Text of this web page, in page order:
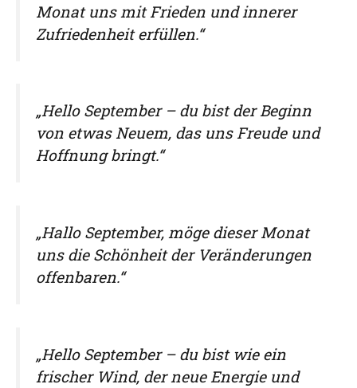
Monat uns mit Frieden und innerer
Zufriedenheit erfüllen.“
„Hello September – du bist der Beginn
von etwas Neuem, das uns Freude und
Hoffnung bringt.“
„Hallo September, möge dieser Monat
uns die Schönheit der Veränderungen
offenbaren.“
„Hello September – du bist wie ein
frischer Wind, der neue Energie und